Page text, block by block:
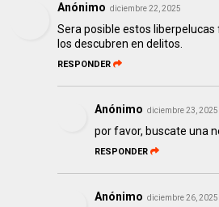
Anónimo diciembre 22, 2025
Sera posible estos
los descubren en delitos.
RESPONDER
Anónimo diciembre 23, 2025
por favor, buscate una
RESPONDER
Anónimo diciembre 26, 2025